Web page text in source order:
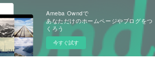
Ameba Owndで
あなただけのホームページやブログをつ
くろう
今すぐ試す